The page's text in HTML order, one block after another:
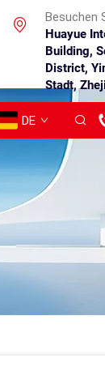
Besuchen
Huayue
Building,
District,
Stadt,
DE